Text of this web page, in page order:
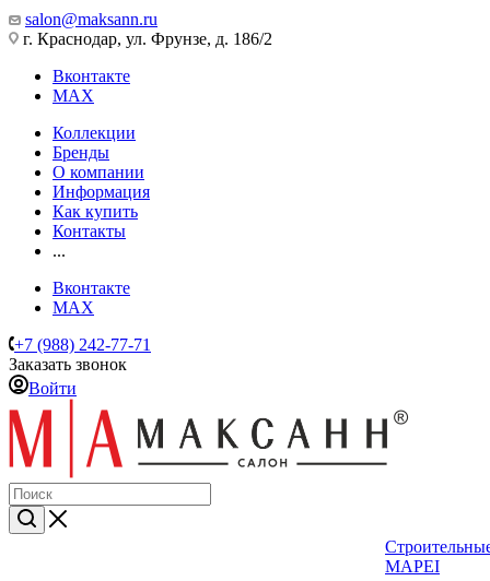
salon@maksann.ru
г. Краснодар, ул. Фрунзе, д. 186/2
Вконтакте
MAX
Коллекции
Бренды
О компании
Информация
Как купить
Контакты
...
Вконтакте
MAX
+7 (988) 242-77-71
Заказать звонок
Войти
MAPEI